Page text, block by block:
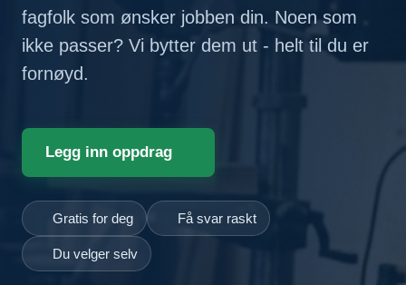
fagfolk som ønsker jobben din. Noen som
ikke passer? Vi bytter dem ut - helt til du er
fornøyd.
Legg inn oppdrag
Gratis for deg Få svar raskt
Du velger selv